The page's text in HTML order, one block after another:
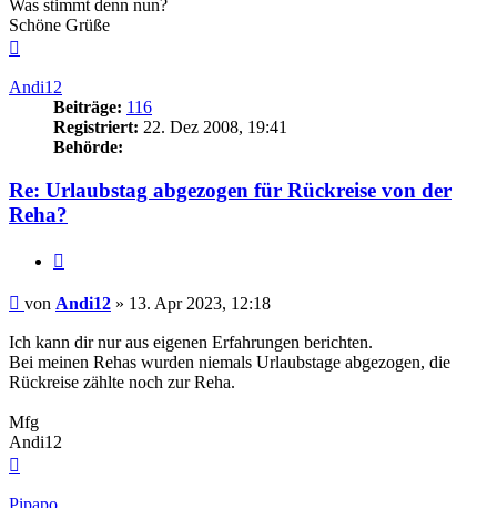
Was stimmt denn nun?
Schöne Grüße
Andi12
Beiträge: 116
Registriert: 22. Dez 2008, 19:41
Behörde:
Re: Urlaubstag abgezogen für Rückreise von der
Reha?
Beitrag
von Andi12 » 13. Apr 2023, 12:18
Ich kann dir nur aus eigenen Erfahrungen berichten.
Bei meinen Rehas wurden niemals Urlaubstage abgezogen, die
Rückreise zählte noch zur Reha.
Mfg
Andi12
Pipapo